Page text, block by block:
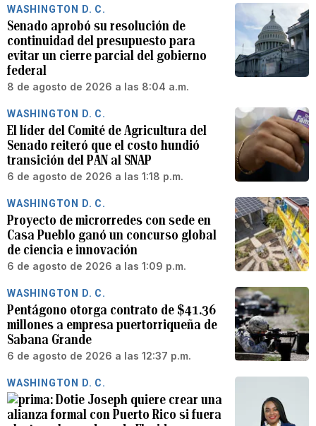
WASHINGTON D. C.
Senado aprobó su resolución de
continuidad del presupuesto para
evitar un cierre parcial del gobierno
federal
8 de agosto de 2026 a las 8:04 a.m.
WASHINGTON D. C.
El líder del Comité de Agricultura del
Senado reiteró que el costo hundió
transición del PAN al SNAP
6 de agosto de 2026 a las 1:18 p.m.
WASHINGTON D. C.
Proyecto de microrredes con sede en
Casa Pueblo ganó un concurso global
de ciencia e innovación
6 de agosto de 2026 a las 1:09 p.m.
WASHINGTON D. C.
Pentágono otorga contrato de $41.36
millones a empresa puertorriqueña de
Sabana Grande
6 de agosto de 2026 a las 12:37 p.m.
WASHINGTON D. C.
Dotie Joseph quiere crear una
alianza formal con Puerto Rico si fuera